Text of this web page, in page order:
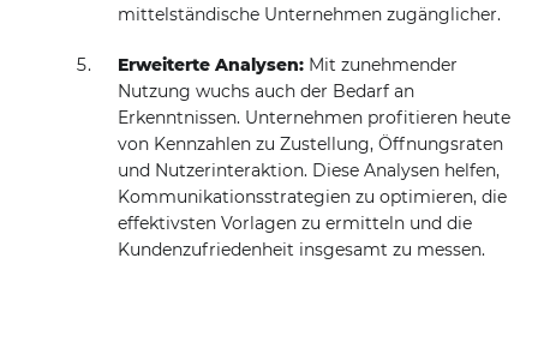
mittelständische Unternehmen zugänglicher.
Erweiterte Analysen: Mit zunehmender
Nutzung wuchs auch der Bedarf an
Erkenntnissen. Unternehmen profitieren heute
von Kennzahlen zu Zustellung, Öffnungsraten
und Nutzerinteraktion. Diese Analysen helfen,
Kommunikationsstrategien zu optimieren, die
effektivsten Vorlagen zu ermitteln und die
Kundenzufriedenheit insgesamt zu messen.